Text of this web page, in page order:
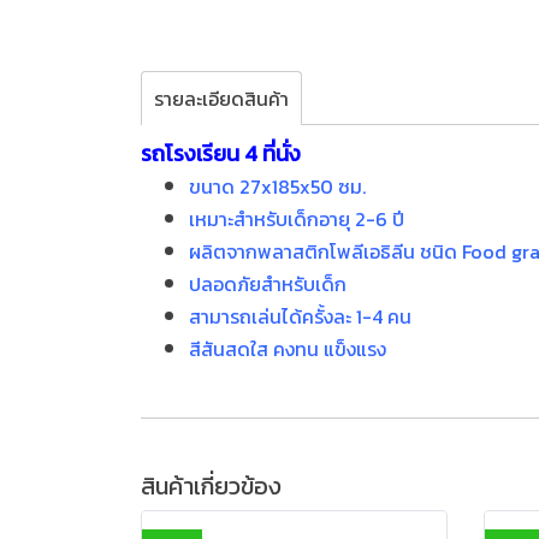
รายละเอียดสินค้า
รถโรงเรียน 4 ที่นั่ง
ขนาด 27x185x50 ซม.
เหมาะสำหรับเด็กอายุ 2-6 ปี
ผลิตจากพลาสติกโพลีเอธิลีน ชนิด Food
ปลอดภัยสำหรับเด็ก
สามารถเล่นได้ครั้งละ 1-4 คน
สีสันสดใส คงทน แข็งแรง
สินค้าเกี่ยวข้อง